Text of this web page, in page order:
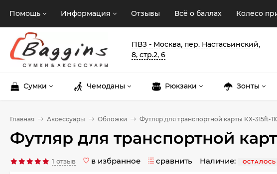
Помощь Информация Отзывы Всё о баллах Колесо
ПВЗ - Москва, пер. Настасьинский,
8, стр.2, 6
Сумки Чемоданы Рюкзаки Зонты
Главная Аксессуары Обложки Футляр для транспортной карты КХ-315ft-
Футляр для транспортной
1 отзыв в избранное сравнить Наличие:Для клиентов